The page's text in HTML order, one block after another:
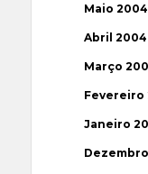
Maio 2004
Abril 2004
Março
Fevereiro
Janeiro